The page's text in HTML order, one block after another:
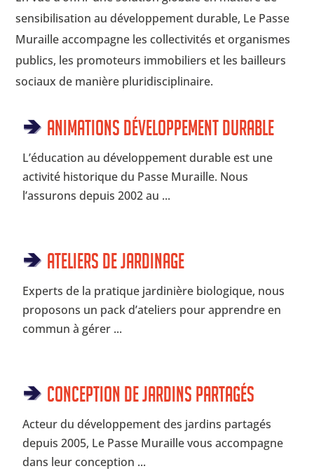
sensibilisation au développement durable, Le Passe
Muraille accompagne les collectivités et organismes
publics, les promoteurs immobiliers et les bailleurs
sociaux de manière pluridisciplinaire.
Animations Développement Durable
L’éducation au développement durable est une
activité historique du Passe Muraille. Nous
l’assurons depuis 2002 au ...
Ateliers de jardinage
Experts de la pratique jardinière biologique, nous
proposons un pack d’ateliers pour apprendre en
commun à gérer ...
Conception de jardins partagés
Acteur du développement des jardins partagés
depuis 2005, Le Passe Muraille vous accompagne
dans leur conception ...